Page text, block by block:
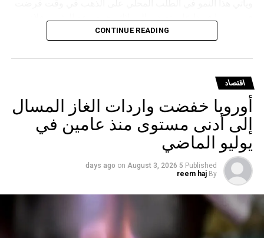
بوتين في مارس الماضي مرسوما يمنع تصدير سبائك الذهب التي
المغادرين من مطارات موسكو الثلاثة (شيريميتيفو ودوموديدوفو
وفنوكوفو) ومطار فلاديفوستوك (كنيفيتشي) بشرط حصولهم
على تصريح مسبق من هيئة الرقابة الروسية على المعادن
الثمينة.
CONTINUE READING
اقتصاد
أوروبا خفضت واردات الغاز المسال
إلى أدنى مستوى منذ عامين في
يوليو الماضي
Published
5 days ago
on August 3, 2026
By
reem haj